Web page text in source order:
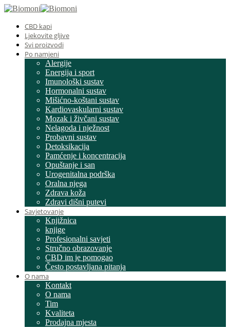
CBD kapi
Ljekovite gljive
Svi proizvodi
Po namjeni
Alergije
Energija i sport
Imunološki sustav
Hormonalni sustav
Mišićno-koštani sustav
Kardiovaskularni sustav
Mozak i živčani sustav
Nelagoda i nježnost
Probavni sustav
Detoksikacija
Pamćenje i koncentracija
Opuštanje i san
Urogenitalna podrška
Oralna njega
Zdrava koža
Zdravi dišni putevi
Savjetovanje
Knjižnica
knjige
Profesionalni savjeti
Stručno obrazovanje
CBD im je pomogao
Često postavljana pitanja
O nama
Kontakt
O nama
Tim
Kvaliteta
Prodajna mjesta